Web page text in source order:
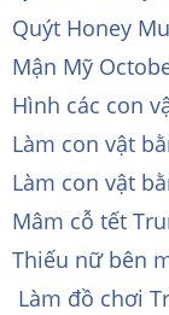
Quýt Honey
Mận Mỹ
Hình các con
Làm con vật
Làm con vật
Mâm cỗ tết
Thiếu nữ bên
Làm đồ chơi